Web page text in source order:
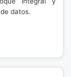
datos.